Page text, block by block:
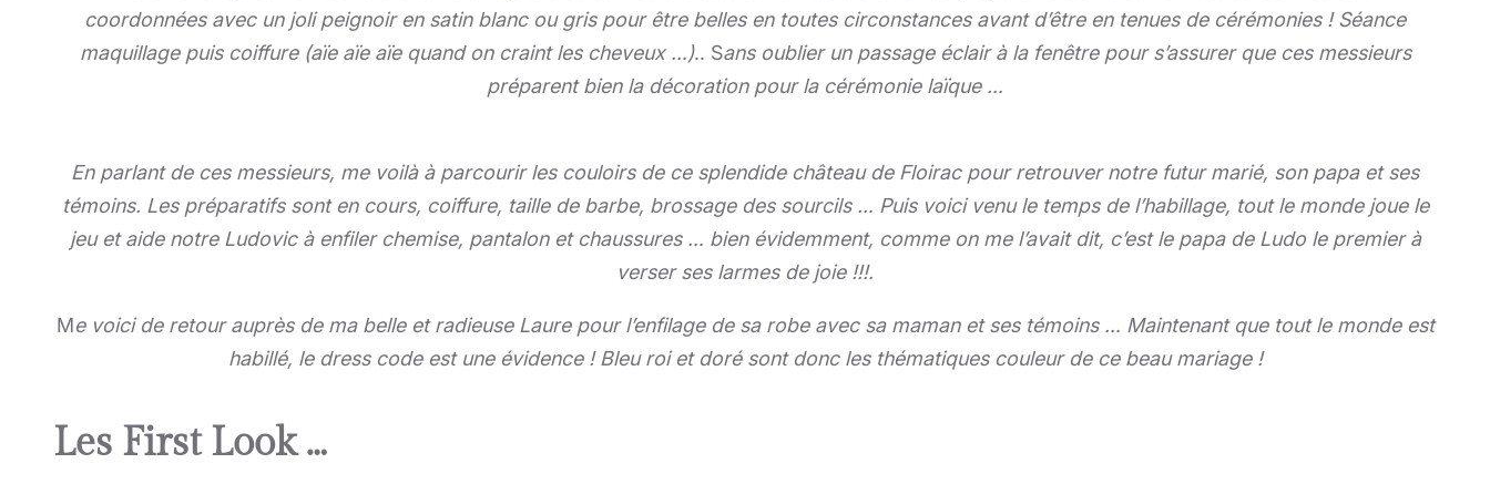
coordonnées avec un joli peignoir en satin blanc ou gris pour être belles en toutes circonstances avant d’être en tenues de cérémonies ! Séance
maquillage puis coiffure (aïe aïe aïe quand on craint les cheveux …).. Sans oublier un passage éclair à la fenêtre pour s’assurer que ces messieurs
préparent bien la décoration pour la cérémonie laïque …
En parlant de ces messieurs, me voilà à parcourir les couloirs de ce splendide château de Floirac pour retrouver notre futur marié, son papa et ses
témoins. Les préparatifs sont en cours, coiffure, taille de barbe, brossage des sourcils … Puis voici venu le temps de l’habillage, tout le monde joue le
jeu et aide notre Ludovic à enfiler chemise, pantalon et chaussures … bien évidemment, comme on me l’avait dit, c’est le papa de Ludo le premier à
verser ses larmes de joie !!!.
Me voici de retour auprès de ma belle et radieuse Laure pour l’enfilage de sa robe avec sa maman et ses témoins … Maintenant que tout le monde est
habillé, le dress code est une évidence ! Bleu roi et doré sont donc les thématiques couleur de ce beau mariage !
Les First Look …